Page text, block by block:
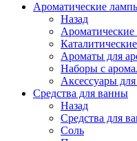
Ароматические
Назад
Ароматы для
Наборы с
Аксессуары
Средства для ванны
Назад
Средства для
Соль